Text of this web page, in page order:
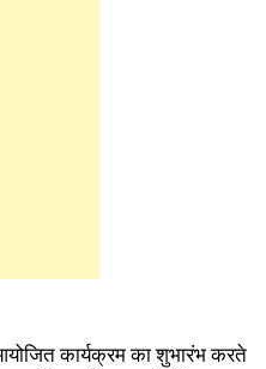
कार्यक्रम का शुभारंभ करते